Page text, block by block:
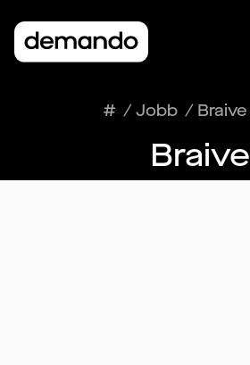
# /Jobb / Braive
Braive